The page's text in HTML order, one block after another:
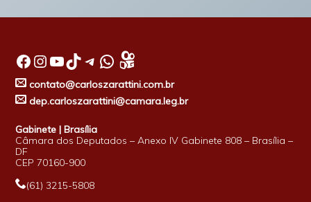
Facebook InstagramYoutube TikTok Telegram WhatsApp
contato@carloszarattini.com.br
dep.carloszarattini@camara.leg.br
Gabinete | Brasília
Câmara dos Deputados – Anexo IV Gabinete 808 – Brasília –
DF
CEP 70160-900
(61) 3215-5808